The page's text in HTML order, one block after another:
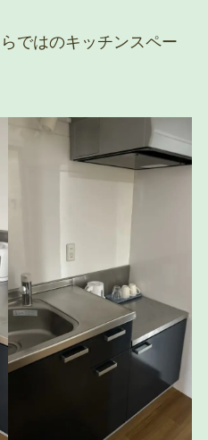
ではのキッチンスペー